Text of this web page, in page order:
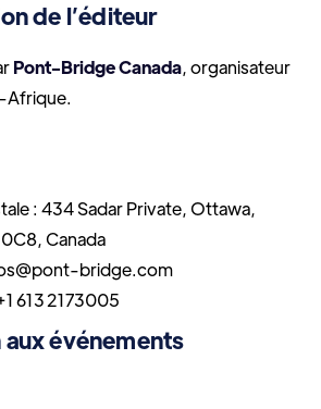
de l’éditeur
Pont-Bridge Canada, organisateur
Afrique.
: 434 Sadar Private, Ottawa,
Canada
bridge.com
6132173005
événements